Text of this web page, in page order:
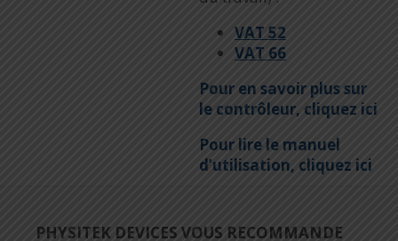
VAT 52
VAT 66
Pour en savoir plus sur
le contrôleur, cliquez ici
Pour lire le manuel
d’utilisation, cliquez ici
PHYSITEK DEVICES VOUS RECOMMANDE